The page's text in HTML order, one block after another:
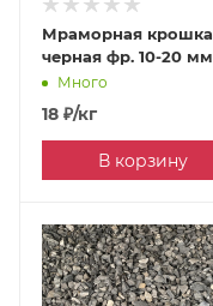
Мраморная крошка
черная фр. 10-20 мм
Много
18 ₽/кг
В корзину